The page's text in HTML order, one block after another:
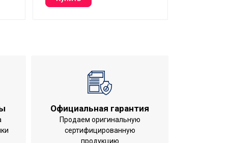
пылевлагозащищенности
Официальная гарантия
Продаем оригинальную
сертифицированную
продукцию